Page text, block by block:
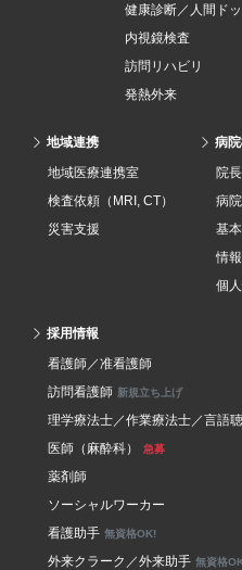
健康診断／人間ド
内視鏡検査
訪問リハビリ
発熱外来
地域連携
地域医療連携室
検査依頼（MRI, CT）
災害支援
病
院
病
基
情
個
採用情報
看護師／准看護師
訪問看護師 新規立ち上げ
理学療法士／作業療法士／言語
医師（麻酔科）
急募
薬剤師
ソーシャルワーカー
看護助手 無資格OK!
外来クラーク／外来助手 無資格